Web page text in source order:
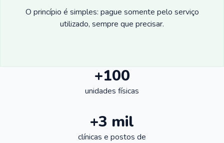
O princípio é simples: pague somente pelo serviço
utilizado, sempre que precisar.
+100
unidades físicas
+3 mil
clínicas e postos de